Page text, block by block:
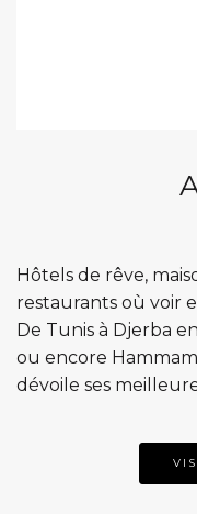
Hôtels de rêve,
restaurants où voir
De Tunis à Djerba
ou encore
dévoile ses